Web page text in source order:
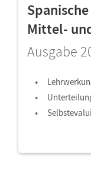
Mittel-
Ausgabe